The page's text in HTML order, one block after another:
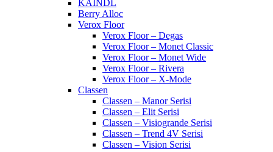
KAINDL
Berry Alloc
Verox Floor
Verox Floor – Degas
Verox Floor – Monet Classic
Verox Floor – Monet Wide
Verox Floor – Rivera
Verox Floor – X-Mode
Classen
Classen – Manor Serisi
Classen – Elit Serisi
Classen – Visiogrande Serisi
Classen – Trend 4V Serisi
Classen – Vision Serisi